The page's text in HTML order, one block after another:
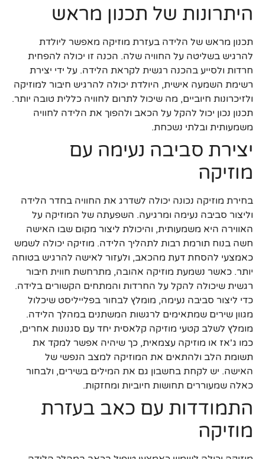
היתרונות של תכנון מראש
תכנון מראש של הלידה בעזרת מוזיקה מאפשר ליולדת
להרגיש בשליטה על החוויה שלה. הכנה זו יכולה להפחית
חרדות ולסייע בהכנה רגשית לקראת הלידה. על ידי יצירת
רשימת השמעה אישית, היולדת יכולה להרגיש חיבור למוזיקה
ולזיכרונות חיוביים, מה שיכול לתרום לחוויה כללית טובה יותר.
תכנון נכון יכול להקל על הכאב ולהפוך את הלידה לחוויה
משמעותית ובלתי נשכחת.
יצירת סביבה נעימה עם
מוזיקה
בחירת מוזיקה נכונה יכולה לשדרג את החוויה בחדר הלידה
וליצור סביבה נעימה ומרגיעה. השפעתה של המוזיקה על
האווירה היא משמעותית, והיכולת ליצור מקום שבו האישה
חשה בנוח תורמת רבות לתהליך הלידה. מוזיקה יכולה לשמש
כאמצעי להסחת דעת מהכאב, ולעזור לאישה להרגיש בטוחה
יותר. כאשר נשמעת מוזיקה אהובה, מתרחשת חווית חיבור
רגשית שיכולה להקל על החרדות והמתחים הקשורים בלידה.
כדי ליצור סביבה נעימה, מומלץ לבחור בפלייליסט שיכלול
מגוון שירים שמתאימים לרגשות המשתנים במהלך הלידה.
מומלץ לשלב קטעי מוזיקה קלאסית יחד עם סגנונות אחרים,
כמו ג'אז או מוזיקה עצמאית, כך שיהיה אפשר למקד את
תשומת הלב ולהתאים את המוזיקה למצב הנפשי של
האישה. יש לקחת בחשבון גם את המילים בשירים, ולבחור
כאלה שמעוררים תחושות חיוביות ומחזקות.
התמודדות עם כאב בעזרת
מוזיקה